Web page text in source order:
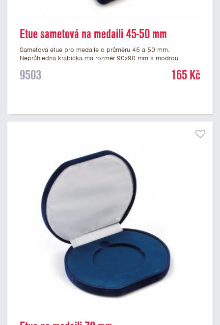
Etue sametová na medaili 45-50 mm
Sametová etue pro medaile o průměru 45 a 50 mm.
Neprůhledná krabička má rozměr 90x90 mm s modrou
vhodné pro pamětní medaile a pro významné sportovní či
9503 165 Kč